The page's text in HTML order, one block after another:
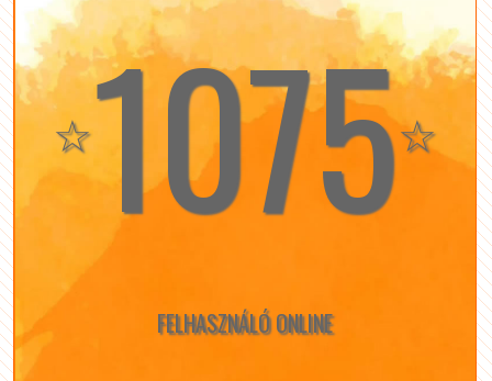
☆1075☆
FELHASZNÁLÓ ONLINE